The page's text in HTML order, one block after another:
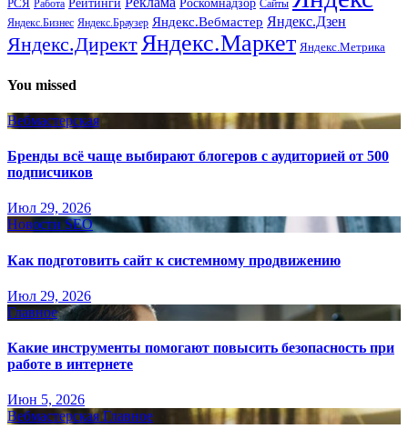
РСЯ Работа Рейтинги Роскомнадзор Сайты
Яндекс.Бизнес Яндекс.Браузер Яндекс.Вебмастер Яндекс.Дзен
Яндекс.ДиректЯндекс.Маркет Яндекс.Метрика
You missed
Вебмастерская
Бренды всё чаще выбирают блогеров с аудиторией от 500
подписчиков
Июл 29, 2026
Новости SEO
Как подготовить сайт к системному продвижению
Июл 29, 2026
Главное
Какие инструменты помогают повысить безопасность при
работе в интернете
Июн 5, 2026
Вебмастерская Главное